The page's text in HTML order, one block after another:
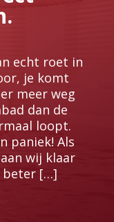
echt roet in
je komt
meer weg
dan de
loopt.​
paniek! Als
wij klaar
beter […]